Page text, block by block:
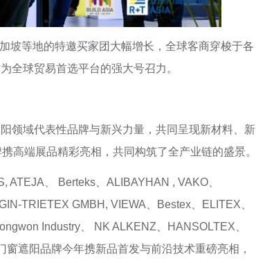
等地的特邀买家团大幅增长，全球客商穿梭于各
全球贸易首选平台的强大号召力。
域代表性品牌与新兴力量，共同呈现新材料、新
高端展品精彩亮相，共同构筑了全产业链的盛景。
、 Berteks、ALIBAYHAN , VAKO、
TRIETEX GMBH, VIEWA、Bestex、ELITEX、
Industry、 NK ALKENZ、HANSOLTEX、
遮阳品牌今年携新品首发与前沿技术重磅亮相，